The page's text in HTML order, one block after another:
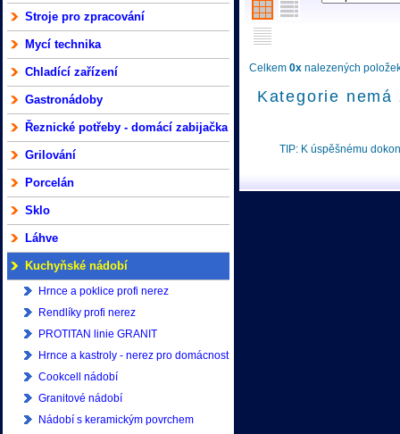
Stroje pro zpracování
Mycí technika
Chladící zařízení
Gastronádoby
Řeznické potřeby - domácí zabijačka
Grilování
Porcelán
Sklo
Láhve
Kuchyňské nádobí
Hrnce a poklice profi nerez
Rendlíky profi nerez
PROTITAN linie GRANIT
Hrnce a kastroly - nerez pro domácnost
Cookcell nádobí
Granitové nádobí
Nádobí s keramickým povrchem
Celkem0x nalezených
Kategorie
TIP: K úspěšnému